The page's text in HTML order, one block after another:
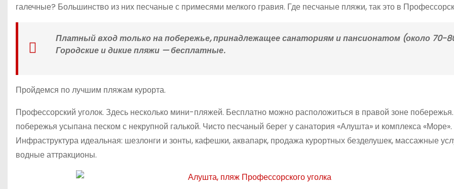
галечные? Большинство из них песчаные с примесями мелкого гравия. Где песчаные пляжи, так это в
Платный вход только на побережье, принадлежащее санаториям и пансионатом (около 70-
Городские и дикие пляжи — бесплатные.
Пройдемся по лучшим пляжам курорта.
Профессорский уголок. Здесь несколько мини-пляжей. Бесплатно можно расположиться в правой зоне
побережья усыпана песком с некрупной галькой. Чисто песчаный берег у санатория «Алушта» и комплекса «Море».
Инфраструктура идеальная: шезлонги и зонты, кафешки, аквапарк, продажа курортных безделушек, массажные
водные аттракционы.